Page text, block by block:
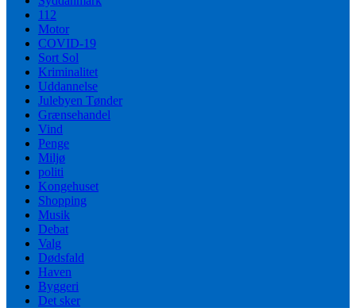
112
Motor
COVID-19
Sort Sol
Kriminalitet
Uddannelse
Julebyen Tønder
Grænsehandel
Vind
Penge
Miljø
politi
Kongehuset
Shopping
Musik
Debat
Valg
Dødsfald
Haven
Byggeri
Det sker